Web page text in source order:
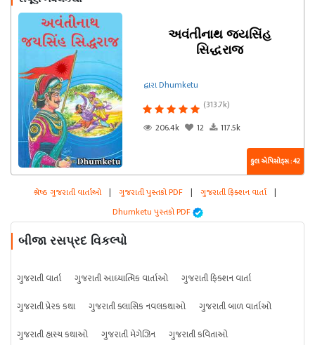
અવંતીનાથ જયસિંહ
સિદ્ધરાજ
દ્વારા Dhumketu
(313.7k)
206.4k
12 117.5k
કુલ એપિસોડ્સ : 42
શ્રેષ્ઠ ગુજરાતી વાર્તાઓ | ગુજરાતી પુસ્તકો PDF | ગુજરાતી ફિક્શન વાર્તા |
Dhumketu પુસ્તકો PDF
બીજા રસપ્રદ વિકલ્પો
ગુજરાતી વાર્તા ગુજરાતી આધ્યાત્મિક વાર્તાઓ
ગુજરાતી ફિક્શન વાર્તા
ગુજરાતી પ્રેરક કથા
ગુજરાતી ક્લાસિક નવલકથાઓ
ગુજરાતી બાળ વાર્તાઓ
ગુજરાતી હાસ્ય કથાઓ
ગુજરાતી મેગેઝિન ગુજરાતી કવિતાઓ